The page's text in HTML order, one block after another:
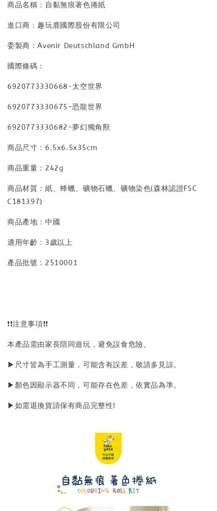
商品名稱：自黏無痕著色捲紙
進口商：趣玩鹿國際股份有限公司
委製商：Avenir Deutschland GmbH
國際條碼：
6920773330668-太空世界
6920773330675-恐龍世界
6920773330682-夢幻獨角獸
商品尺寸：6.5x6.5x35cm
商品重量：242g
商品材質：紙、蜂蠟、礦物石蠟、礦物染色(森林認證FSC
C181397)
商品產地：中國
適用年齡：3歲以上
產品批號：2510001
❗❗注意事項❗❗
本產品需由家長陪同遊玩，避免誤食危險。
▶尺寸皆為手工測量，可能含有誤差，敬請多見諒。
▶顏色因顯示器不同，可能存在色差，依實品為準。
▶如需退換貨請保有商品完整性!